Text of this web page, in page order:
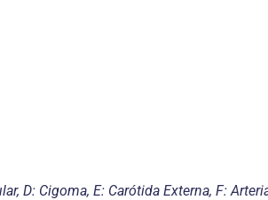
D: Cigoma, E: Carótida Externa, F: